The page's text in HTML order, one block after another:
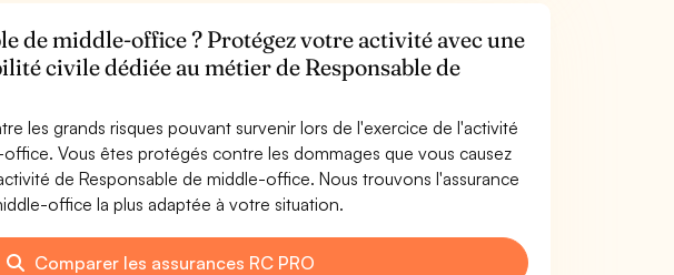
de middle-office ? Protégez votre activité avec une
civile dédiée au métier de Responsable de
les grands risques pouvant survenir lors de l'exercice de l'activité
Vous êtes protégés contre les dommages que vous causez
de Responsable de middle-office. Nous trouvons l'assurance
office la plus adaptée à votre situation.
Comparer les assurances RC PRO